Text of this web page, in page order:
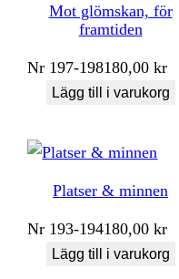
Mot glömskan, för
framtiden
Nr 197-198180,00kr
Lägg till i varukorg
Platser & minnen
Nr 193-194180,00kr
Lägg till i varukorg